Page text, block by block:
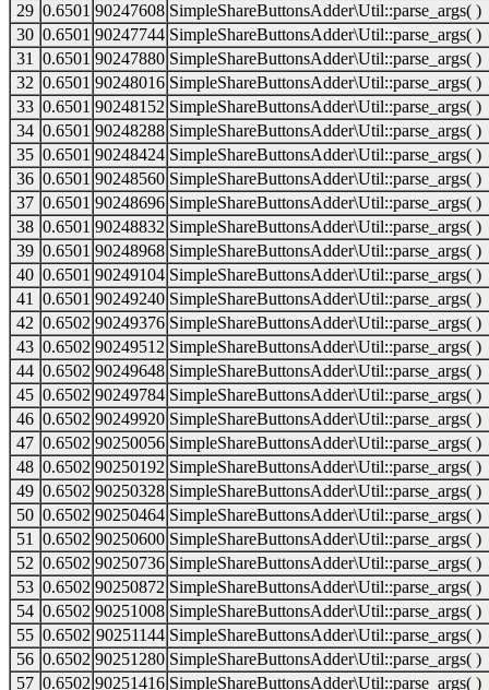
29 0.6501 90247608 SimpleShareButtonsAdder\Util::parse_args( )
30 0.6501 90247744 SimpleShareButtonsAdder\Util::parse_args( )
31
0.6501 90247880 SimpleShareButtonsAdder\Util::parse_args( )
32 0.6501 90248016 SimpleShareButtonsAdder\Util::parse_args( )
33 0.6501 90248152 SimpleShareButtonsAdder\Util::parse_args( )
34 0.6501 90248288 SimpleShareButtonsAdder\Util::parse_args( )
35 0.6501 90248424 SimpleShareButtonsAdder\Util::parse_args( )
36 0.6501 90248560 SimpleShareButtonsAdder\Util::parse_args( )
37 0.6501 90248696 SimpleShareButtonsAdder\Util::parse_args( )
38 0.6501 90248832 SimpleShareButtonsAdder\Util::parse_args( )
39 0.6501 90248968 SimpleShareButtonsAdder\Util::parse_args( )
40 0.6501 90249104 SimpleShareButtonsAdder\Util::parse_args( )
41
0.6501 90249240 SimpleShareButtonsAdder\Util::parse_args( )
42 0.6502 90249376 SimpleShareButtonsAdder\Util::parse_args( )
43 0.6502 90249512 SimpleShareButtonsAdder\Util::parse_args( )
44 0.6502 90249648 SimpleShareButtonsAdder\Util::parse_args( )
45 0.6502 90249784 SimpleShareButtonsAdder\Util::parse_args( )
46 0.6502 90249920 SimpleShareButtonsAdder\Util::parse_args( )
47 0.6502 90250056 SimpleShareButtonsAdder\Util::parse_args( )
48 0.6502 90250192 SimpleShareButtonsAdder\Util::parse_args( )
49 0.6502 90250328 SimpleShareButtonsAdder\Util::parse_args( )
50 0.6502 90250464 SimpleShareButtonsAdder\Util::parse_args( )
51
0.6502 90250600 SimpleShareButtonsAdder\Util::parse_args( )
52 0.6502 90250736 SimpleShareButtonsAdder\Util::parse_args( )
53 0.6502 90250872 SimpleShareButtonsAdder\Util::parse_args( )
54 0.6502 90251008 SimpleShareButtonsAdder\Util::parse_args( )
55 0.6502 90251144 SimpleShareButtonsAdder\Util::parse_args( )
56 0.6502 90251280 SimpleShareButtonsAdder\Util::parse_args( )
57 0.6502 90251416 SimpleShareButtonsAdder\Util::parse_args( )